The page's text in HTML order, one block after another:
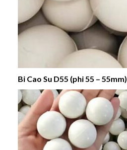
Bi Cao Su D55 (phi 55 – 55mm)